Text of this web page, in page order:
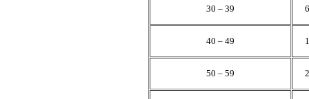
30 – 39 6
40 – 49 1
50 – 59 2